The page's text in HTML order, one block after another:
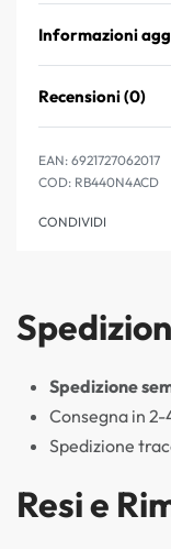
Informazioni
Recensioni (0)
EAN: 6921727062017
RB440N4ACD
CONDIVIDI
Spedizione
Consegna in
Spedizione
Resi e